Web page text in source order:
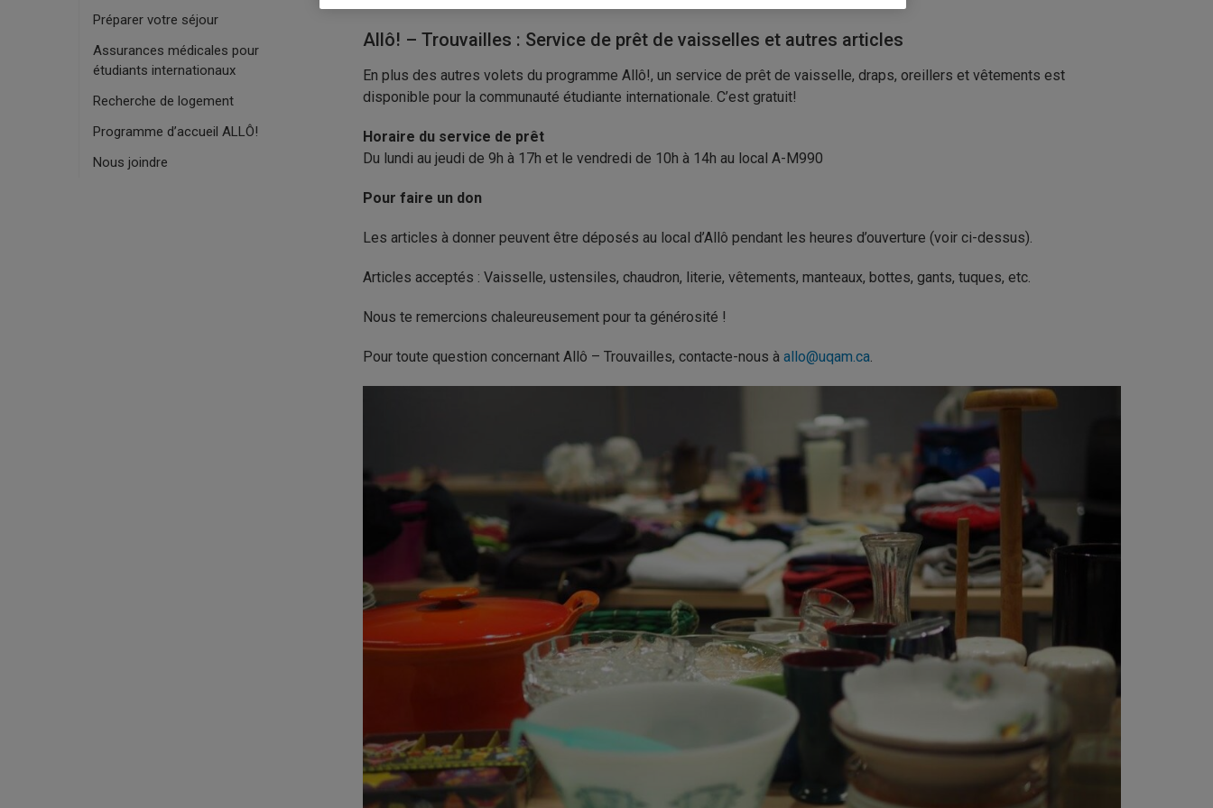
Préparer votre séjour
Assurances médicales pour
étudiants internationaux
Recherche de logement
Programme d’accueil ALLÔ!
Nous joindre
Allô! – Trouvailles : Service de prêt de vaisselles et autres articles
En plus des autres volets du programme Allô!, un service de prêt de vaisselle, draps, oreillers et vêtements est
disponible pour la communauté étudiante internationale. C’est gratuit!
Horaire du service de prêt
Du lundi au jeudi de 9h à 17h et le vendredi de 10h à 14h au local A-M990
Pour faire un don
Les articles à donner peuvent être déposés au local d’Allô pendant les heures d’ouverture (voir ci-dessus).
Articles acceptés : Vaisselle, ustensiles, chaudron, literie, vêtements, manteaux, bottes, gants, tuques, etc.
Nous te remercions chaleureusement pour ta générosité !
Pour toute question concernant Allô – Trouvailles, contacte-nous à allo@uqam.ca.